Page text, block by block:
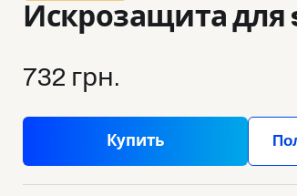
Искрозащита для
732 грн.
Купить